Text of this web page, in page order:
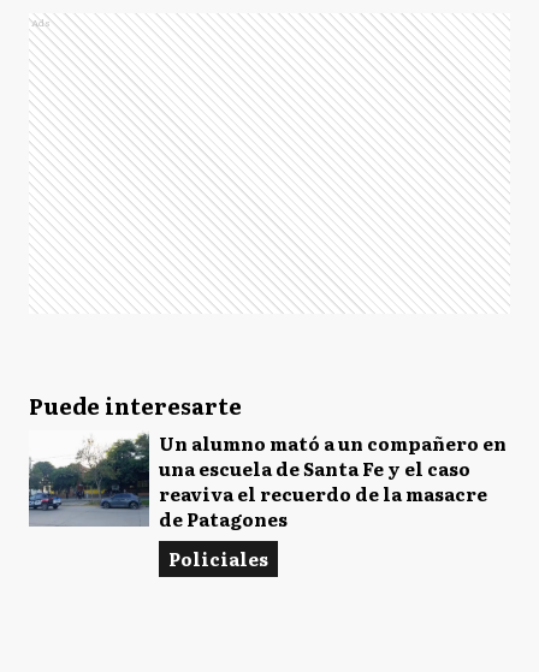
Ads
Puede interesarte
Un alumno mató a un compañero en
una escuela de Santa Fe y el caso
reaviva el recuerdo de la masacre
de Patagones
Policiales